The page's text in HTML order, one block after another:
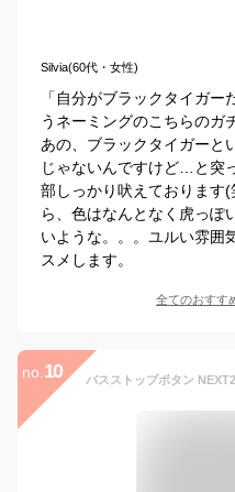
Silvia(60代・女性)
「自分がブラックタイガ
うネーミングのこちらのガ
あの、ブラックタイガーと
じゃないんですけど…と突
部しっかり吠えております
ら、色はなんとなく虎っぽ
いような。。。ユルい雰囲
スメします。
全てのおすす
no. 10